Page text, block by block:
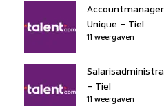
Unique – Tiel
11 weergaven
– Tiel
11 weergaven